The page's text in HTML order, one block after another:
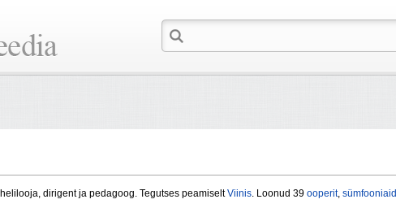
helilooja, dirigent ja pedagoog. Tegutses peamiseltViinis. Loonud 39 ooperit, sümfooniaid